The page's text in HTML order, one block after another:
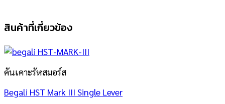
สินค้าที่เกี่ยวข้อง
คันเคาะรัหสมอร์ส
Begali HST Mark III Single Lever